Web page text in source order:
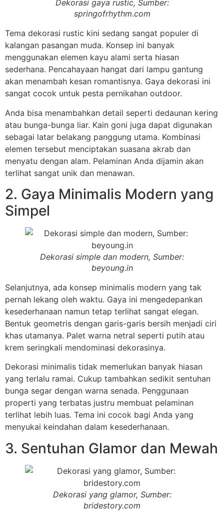
Dekorasi gaya rustic, Sumber:
springofrhythm.com
Tema dekorasi rustic kini sedang sangat populer di
kalangan pasangan muda. Konsep ini banyak
menggunakan elemen kayu alami serta hiasan
sederhana. Pencahayaan hangat dari lampu gantung
akan menambah kesan romantisnya. Gaya dekorasi ini
sangat cocok untuk pesta pernikahan outdoor.
Anda bisa menambahkan detail seperti dedaunan kering
atau bunga-bunga liar. Kain goni juga dapat digunakan
sebagai latar belakang panggung utama. Kombinasi
elemen tersebut menciptakan suasana akrab dan
menyatu dengan alam. Pelaminan Anda dijamin akan
terlihat sangat unik dan menawan.
2. Gaya Minimalis Modern yang
Simpel
Dekorasi simple dan modern, Sumber:
beyoung.in
Selanjutnya, ada konsep minimalis modern yang tak
pernah lekang oleh waktu. Gaya ini mengedepankan
kesederhanaan namun tetap terlihat sangat elegan.
Bentuk geometris dengan garis-garis bersih menjadi ciri
khas utamanya. Palet warna netral seperti putih atau
krem seringkali mendominasi dekorasinya.
Dekorasi minimalis tidak memerlukan banyak hiasan
yang terlalu ramai. Cukup tambahkan sedikit sentuhan
bunga segar dengan warna senada. Penggunaan
properti yang terbatas justru membuat pelaminan
terlihat lebih luas. Tema ini cocok bagi Anda yang
menyukai keindahan dalam kesederhanaan.
3. Sentuhan Glamor dan Mewah
Dekorasi yang glamor, Sumber:
bridestory.com